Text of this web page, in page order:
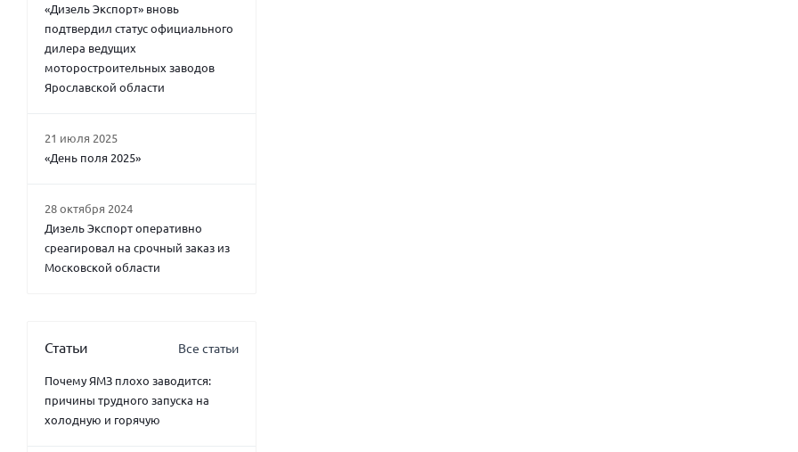
«Дизель Экспорт» вновь
подтвердил статус официального
дилера ведущих
моторостроительных заводов
Ярославской области
21 июля 2025
«День поля 2025»
28 октября 2024
Дизель Экспорт оперативно
среагировал на срочный заказ из
Московской области
Статьи Все статьи
Почему ЯМЗ плохо заводится:
причины трудного запуска на
холодную и горячую